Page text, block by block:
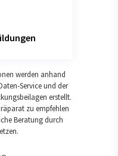
werden anhand
Service und der
erstellt.
zu empfehlen
Beratung durch